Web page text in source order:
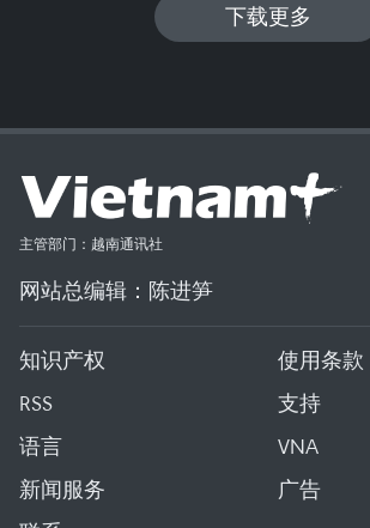
下载更多
主管部门：越南通讯社
网站总编辑：陈进笋
知识产权
使用条款
RSS
支持
语言
VNA
新闻服务
广告